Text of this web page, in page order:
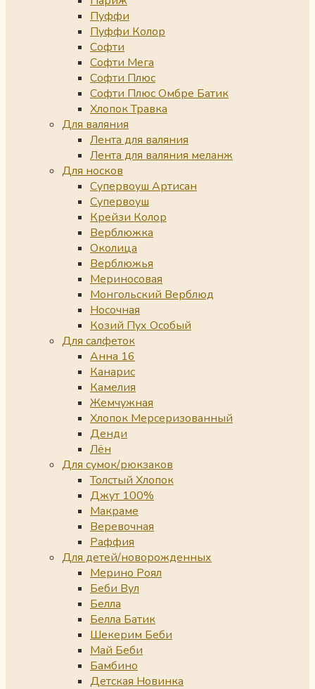
Пуффи
Пуффи Колор
Софти
Софти Мега
Софти Плюс
Софти Плюс Омбре Батик
Хлопок Травка
Для валяния
Лента для валяния
Лента для валяния меланж
Для носков
Супервоуш Артисан
Супервоуш
Крейзи Колор
Верблюжка
Околица
Верблюжья
Мериносовая
Монгольский Верблюд
Носочная
Козий Пух Особый
Для салфеток
Анна 16
Канарис
Камелия
Жемчужная
Хлопок Мерсеризованный
Денди
Лён
Для сумок/рюкзаков
Толстый Хлопок
Джут 100%
Макраме
Веревочная
Раффия
Для детей/новорожденных
Мерино Роял
Беби Вул
Белла
Белла Батик
Шекерим Беби
Май Беби
Бамбино
Детская Новинка